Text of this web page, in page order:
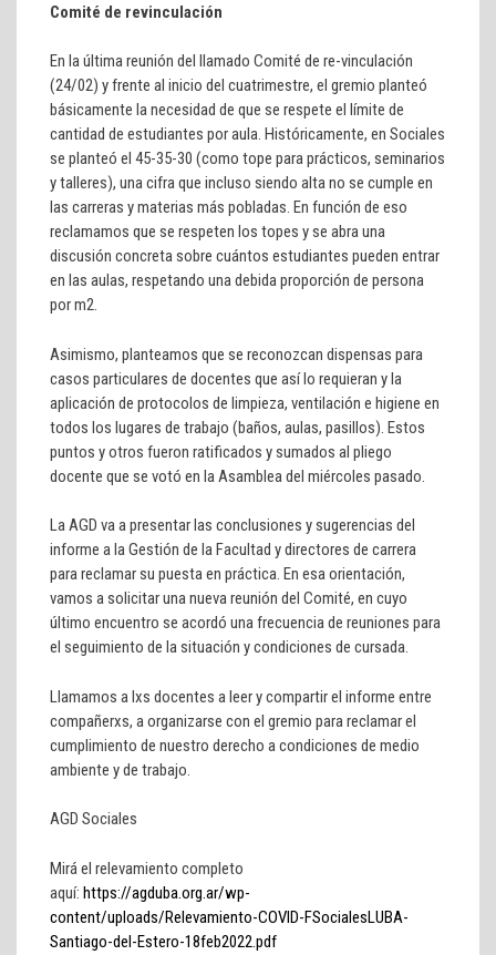
Comité de revinculación
En la última reunión del llamado Comité de re-vinculación
(24/02) y frente al inicio del cuatrimestre, el gremio planteó
básicamente la necesidad de que se respete el límite de
cantidad de estudiantes por aula. Históricamente, en Sociales
se planteó el 45-35-30 (como tope para prácticos, seminarios
y talleres), una cifra que incluso siendo alta no se cumple en
las carreras y materias más pobladas. En función de eso
reclamamos que se respeten los topes y se abra una
discusión concreta sobre cuántos estudiantes pueden entrar
en las aulas, respetando una debida proporción de persona
por m2.
Asimismo, planteamos que se reconozcan dispensas para
casos particulares de docentes que así lo requieran y la
aplicación de protocolos de limpieza, ventilación e higiene en
todos los lugares de trabajo (baños, aulas, pasillos). Estos
puntos y otros fueron ratificados y sumados al pliego
docente que se votó en la Asamblea del miércoles pasado.
La AGD va a presentar las conclusiones y sugerencias del
informe a la Gestión de la Facultad y directores de carrera
para reclamar su puesta en práctica. En esa orientación,
vamos a solicitar una nueva reunión del Comité, en cuyo
último encuentro se acordó una frecuencia de reuniones para
el seguimiento de la situación y condiciones de cursada.
Llamamos a lxs docentes a leer y compartir el informe entre
compañerxs, a organizarse con el gremio para reclamar el
cumplimiento de nuestro derecho a condiciones de medio
ambiente y de trabajo.
AGD Sociales
Mirá el relevamiento completo
aquí: https://agduba.org.ar/wp-
content/uploads/Relevamiento-COVID-FSocialesLUBA-
Santiago-del-Estero-18feb2022.pdf